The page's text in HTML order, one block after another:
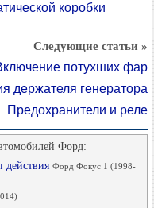
коробки
Следующие статьи »
потухших фар
держателя генератора
Предохранители и реле
Форд:
действия Форд Фокус 1 (1998-